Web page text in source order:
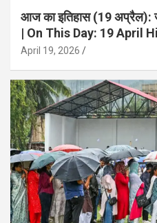
आज का इतिहास (19 अप्रैल):
| On This Day: 19 April
April 19, 2026